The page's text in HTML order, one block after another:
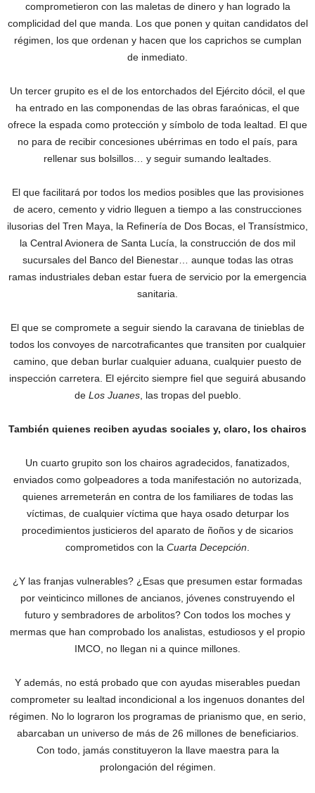
comprometieron con las maletas de dinero y han logrado la
complicidad del que manda. Los que ponen y quitan candidatos del
régimen, los que ordenan y hacen que los caprichos se cumplan
de inmediato.
Un tercer grupito es el de los entorchados del Ejército dócil, el que
ha entrado en las componendas de las obras faraónicas, el que
ofrece la espada como protección y símbolo de toda lealtad. El que
no para de recibir concesiones ubérrimas en todo el país, para
rellenar sus bolsillos… y seguir sumando lealtades.
El que facilitará por todos los medios posibles que las provisiones
de acero, cemento y vidrio lleguen a tiempo a las construcciones
ilusorias del Tren Maya, la Refinería de Dos Bocas, el Transístmico,
la Central Avionera de Santa Lucía, la construcción de dos mil
sucursales del Banco del Bienestar… aunque todas las otras
ramas industriales deban estar fuera de servicio por la emergencia
sanitaria.
El que se compromete a seguir siendo la caravana de tinieblas de
todos los convoyes de narcotraficantes que transiten por cualquier
camino, que deban burlar cualquier aduana, cualquier puesto de
inspección carretera. El ejército siempre fiel que seguirá abusando
de Los Juanes, las tropas del pueblo.
También quienes reciben ayudas sociales y, claro, los chairos
Un cuarto grupito son los chairos agradecidos, fanatizados,
enviados como golpeadores a toda manifestación no autorizada,
quienes arremeterán en contra de los familiares de todas las
víctimas, de cualquier víctima que haya osado deturpar los
procedimientos justicieros del aparato de ñoños y de sicarios
comprometidos con la Cuarta Decepción
¿Y las franjas vulnerables? ¿Esas que presumen estar formadas
por veinticinco millones de ancianos, jóvenes construyendo el
futuro y sembradores de arbolitos?‎ Con todos los moches y
mermas que han comprobado los analistas, estudiosos y el propio
IMCO, no llegan ni a quince millones.
Y además, no está probado que con ayudas miserables puedan
comprometer su lealtad incondicional a los ingenuos donantes del
régimen. No lo lograron los programas de prianismo que, en serio,
abarcaban un universo de más de 26 millones de beneficiarios.
Con todo, jamás constituyeron la llave maestra para la
prolongación del régimen.